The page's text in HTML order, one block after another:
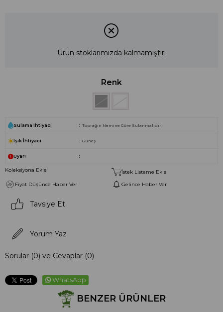
Ürün stoklarımızda kalmamıştır.
Renk
Sulama İhtiyacı Toprağın Nemine Göre Sulanmalıdır
Işık İhtiyacı Güneş
Uyarı
Koleksiyona Ekle
İstek Listeme Ekle
Fiyat Düşünce Haber Ver
Gelince Haber Ver
Tavsiye Et
Yorum Yaz
Sorular (0) ve Cevaplar (0)
WhatsApp
BENZER ÜRÜNLER